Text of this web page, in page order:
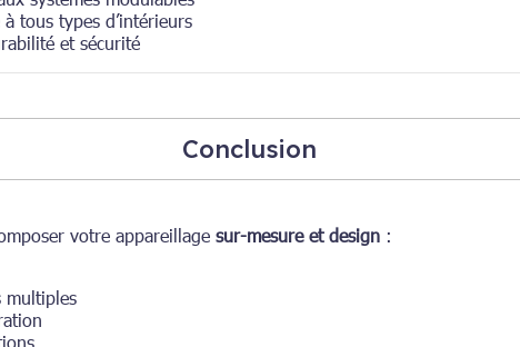
tous types d’intérieurs
et sécurité
Conclusion
votre appareillage sur-mesure et design :
multiples